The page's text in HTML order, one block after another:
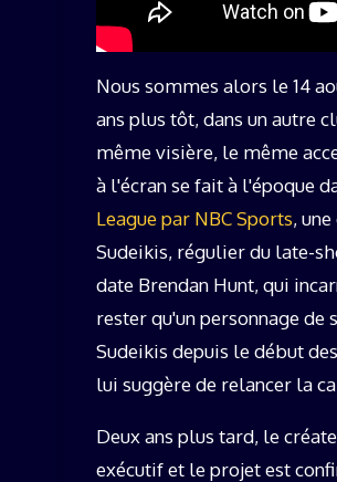
Nous sommes alors le 14
ans plus tôt, dans un autre
même visière, le même
à l'écran se fait à l'époque
League par NBC Sports,
Sudeikis, régulier du late-
date Brendan Hunt, qui
rester qu'un personnage
Sudeikis depuis le début
lui suggère de relancer la
Deux ans plus tard, le
exécutif et le projet est